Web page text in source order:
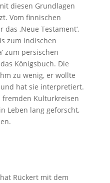
diesen Grundlagen
Vom finnischen
das ‚Neue Testament‘,
zum indischen
zum persischen
Königsbuch. Die
zu wenig, er wollte
hat sie interpretiert.
Kulturkreisen
Leben lang geforscht,
Rückert mit dem